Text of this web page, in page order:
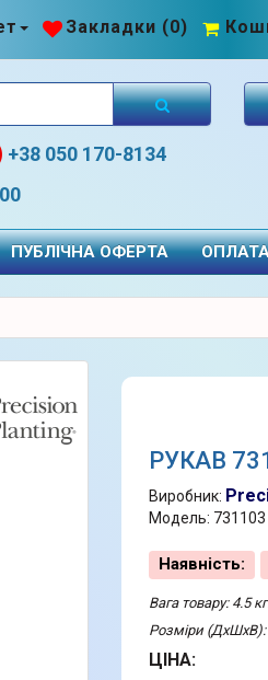
Закладки (0)
+38 050 170-8134
ПУБЛІЧНА ОФЕРТА
РУКАВ
Виробник:
Модель: 731103
Наявність:
Вага товару: 4.5
Розміри (ДхШхВ):
ЦІНА: